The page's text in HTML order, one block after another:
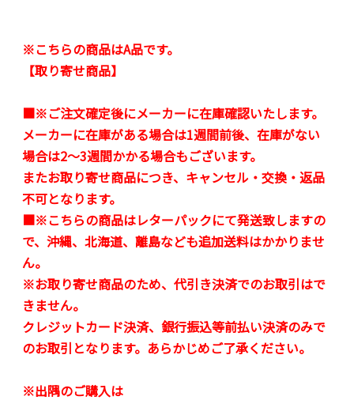
※こちらの商品はA品です。
【取り寄せ商品】
■※ご注文確定後にメーカーに在庫確認いたします。
メーカーに在庫がある場合は1週間前後、在庫がない
場合は2～3週間かかる場合もございます。
またお取り寄せ商品につき、キャンセル・交換・返品
不可となります。
■※こちらの商品はレターパックにて発送致しますの
で、沖縄、北海道、離島なども追加送料はかかりませ
ん。
※お取り寄せ商品のため、代引き決済でのお取引はで
きません。
クレジットカード決済、銀行振込等前払い決済のみで
のお取引となります。あらかじめご了承ください。
※出隅のご購入は